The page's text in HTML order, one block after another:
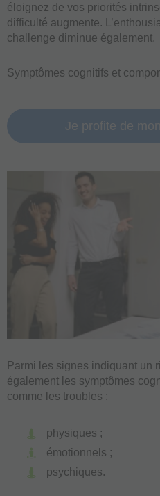
éloignez de vos priorités
difficulté augmente.
challenge diminue également.
Symptômes cognitifs et
Je profite de
Parmi les signes indiquant un
également les symptômes
comme les troubles :
physiques ;
émotionnels ;
psychiques.